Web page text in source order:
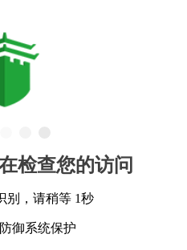
检查您的访问
别，请稍等 1秒
御系统保护